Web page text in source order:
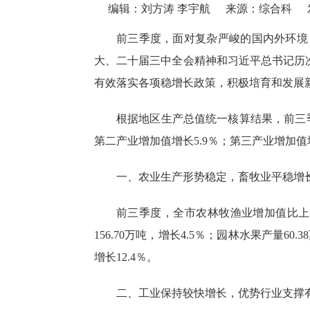
编辑：刘方涛 李宇航 来源：综合科
前三季度 ，面对复杂严峻的国内外环境
大、二十届三中全会精神和习近平总书记
有效落实各项稳增长政策，积极培育和发
根据地区生产总值统一核算结果，前三
第二产业增加值增长5.9％；第三产业增加值
一、 农业生产形势稳定， 畜牧业平稳增
前三季度，全市农林牧渔业增加值比
156.70万吨，增长4.5％；园林水果产量
增长12.4％。
二、 工业保持较快增长，优势行业支撑